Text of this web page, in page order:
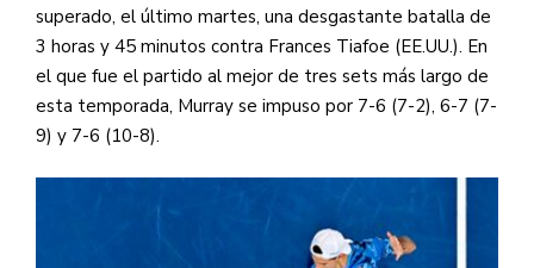
superado, el último martes, una desgastante batalla de
3 horas y 45 minutos contra Frances Tiafoe (EE.UU.). En
el que fue el partido al mejor de tres sets más largo de
esta temporada, Murray se impuso por 7-6 (7-2), 6-7 (7-
9) y 7-6 (10-8).